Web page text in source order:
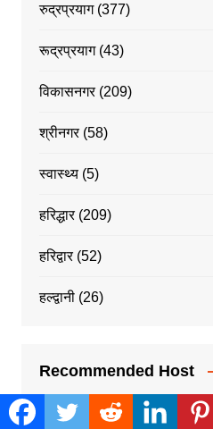
रुद्रप्रयाग(377)
रूद्रप्रयाग(43)
विकासनगर(209)
श्रीनगर(58)
स्वास्थ्य(5)
हरिद्धार(209)
हरिद्वार(52)
हल्द्वानी(26)
Recommended Host